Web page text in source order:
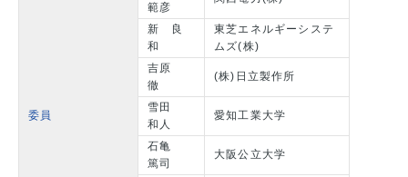
委員
範彦
新 良
和
東芝エネルギーシステ
ムズ(株)
吉原
徹
(株)日立製作所
雪田
和人
愛知工業大学
石亀
篤司
大阪公立大学